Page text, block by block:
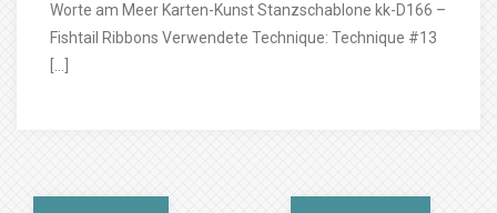
Worte am Meer Karten-Kunst Stanzschablone kk-D166 –
Fishtail Ribbons Verwendete Technique: Technique #13